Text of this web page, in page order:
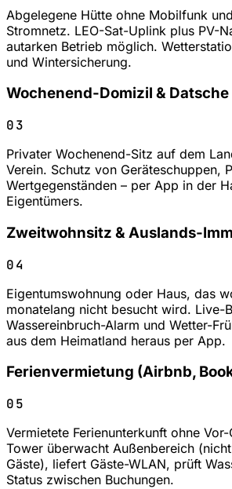
Abgelegene Hütte ohne Mobilfunk
Stromnetz. LEO-Sat-Uplink plus PV-
autarken Betrieb möglich.
und Wintersicherung.
Wochenend-Domizil & Datsche
03
Privater Wochenend-Sitz auf dem
Verein. Schutz von Geräteschuppen,
Wertgegenständen – per App in der
Eigentümers.
Zweitwohnsitz & Auslands-
04
Eigentumswohnung oder Haus, das
monatelang nicht besucht wird. Live-
Wassereinbruch-Alarm und Wetter-
aus dem Heimatland heraus per App.
Ferienvermietung (Airbnb,
05
Vermietete Ferienunterkunft ohne
Tower überwacht Außenbereich
Gäste), liefert Gäste-WLAN, prüft
Status zwischen Buchungen.